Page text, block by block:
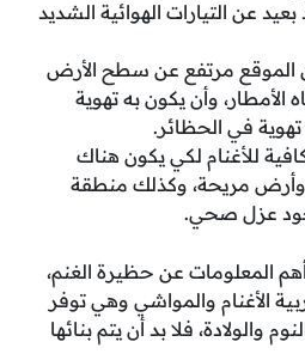
عن التيارات الهوائية الشديد
الموقع مرتفع عن سطح الأرض
الأمطار، وأن يكون به تهوية
في الحظائر.
للأغنام لكي يكون هناك
وأرض مريحة، وكذلك منطقة
عزل صحي.
المعلومات عن حظيرة الغنم،
الأغنام والمواشي وهي توفر
والولادة، فلا بد أن يتم بنائها